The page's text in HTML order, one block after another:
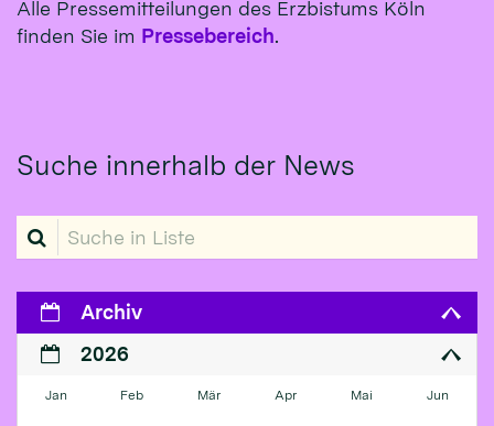
Alle Pressemitteilungen des Erzbistums Köln
finden Sie im Pressebereich.
Suche innerhalb der News
Suche in Liste
Archiv
2026
Jan Feb Mär Apr Mai Jun